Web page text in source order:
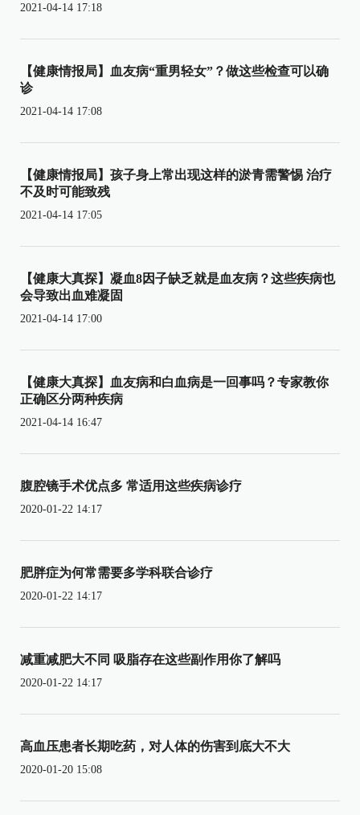
2021-04-14 17:18
【健康情报局】血友病“重男轻女”？做这些检查可以确
诊
2021-04-14 17:08
【健康情报局】孩子身上常出现这样的淤青需警惕 治疗
不及时可能致残
2021-04-14 17:05
【健康大真探】凝血8因子缺乏就是血友病？这些疾病也
会导致出血难凝固
2021-04-14 17:00
【健康大真探】血友病和白血病是一回事吗？专家教你
正确区分两种疾病
2021-04-14 16:47
腹腔镜手术优点多 常适用这些疾病诊疗
2020-01-22 14:17
肥胖症为何常需要多学科联合诊疗
2020-01-22 14:17
减重减肥大不同 吸脂存在这些副作用你了解吗
2020-01-22 14:17
高血压患者长期吃药，对人体的伤害到底大不大
2020-01-20 15:08